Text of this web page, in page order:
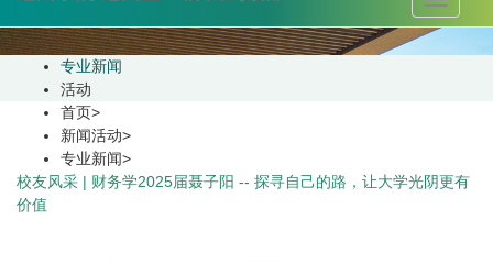
专业新闻
活动
首页>
新闻活动>
专业新闻>
校友风采 | 财务学2025届聂子阳 -- 探寻自己的路，让大学光阴更有
价值